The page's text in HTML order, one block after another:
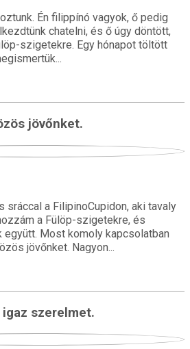
Én filippínó vagyok, ő pedig
chatelni, és ő úgy döntött,
szigetekre. Egy hónapot töltött
jövőnket.
sráccal a FilipinoCupidon, aki tavaly
a Fülöp-szigetekre, és
Most komoly kapcsolatban
jövőnket. Nagyon
szerelmet.